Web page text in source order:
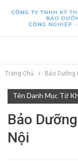
Trang Chủ Bảo Dưỡng
Tên Danh Mục Từ
Bảo
Nội